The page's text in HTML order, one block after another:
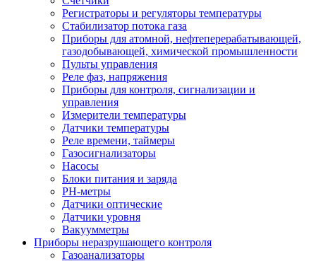
Регистраторы и регуляторы температуры
Стабилизатор потока газа
Приборы для атомной, нефтеперерабатывающей,
газодобывающей, химической промышленности
Пульты управления
Реле фаз, напряжения
Приборы для контроля, сигнализации и
управления
Измерители температуры
Датчики температуры
Реле времени, таймеры
Газосигнализаторы
Насосы
Блоки питания и заряда
PH-метры
Датчики оптические
Датчики уровня
Вакуумметры
Приборы неразрушающего контроля
Газоанализаторы